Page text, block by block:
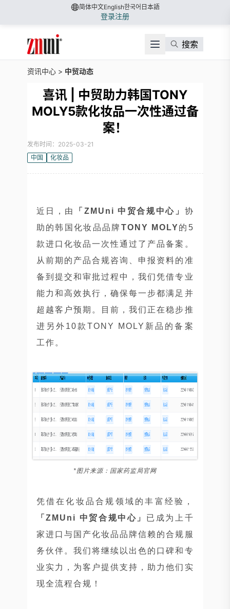
简体中文English한국어 日本語
登录注册
搜索
资讯中心 > 中贸动态
喜讯 | 中贸助力韩国TONY
MOLY5款化妆品一次性通过备
案！
发布时间：2025-03-21
中国
化妆品
近日，由 「ZMUni 中贸合规中心」 协
助的韩国化妆品品牌TONY MOLY的5
款进口化妆品一次性通过了产品备案。
从前期的产品合规咨询、申报资料的准
备到提交和审批过程中，我们凭借专业
能力和高效执行，确保每一步都满足并
超越客户预期。目前，我们正在稳步推
进另外10款TONY MOLY新品的备案
工作。
*图片来源：国家药监局官网
凭借在化妆品合规领域的丰富经验，
「ZMUni 中贸合规中心」 已成为上千
家进口与国产化妆品品牌信赖的合规服
务伙伴。我们将继续以出色的口碑和专
业实力，为客户提供支持，助力他们实
现全流程合规！